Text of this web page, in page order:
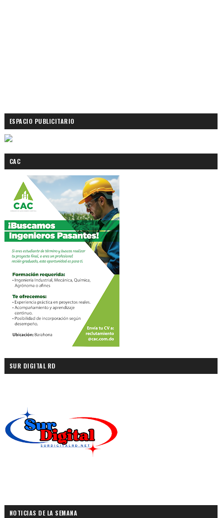
ESPACIO PUBLICITARIO
CAC
SUR DIGITAL RD
NOTICIAS DE LA SEMANA